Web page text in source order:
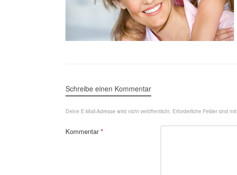
Schreibe einen Kommentar
Deine E-Mail-Adresse wird nicht veröffentlicht. Erforderliche Felder sind mit
Kommentar*